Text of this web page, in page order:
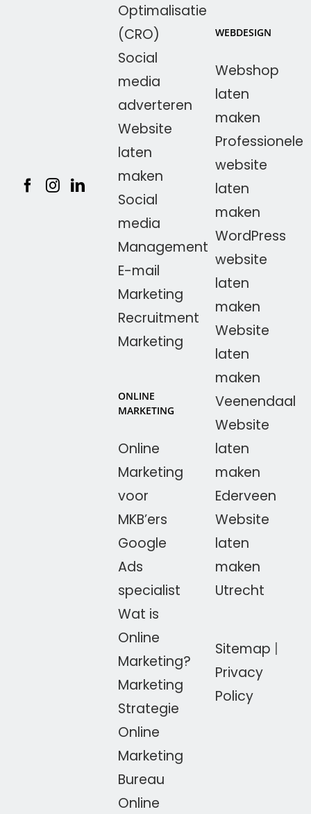
Optimalisatie
(CRO)
Social
media
adverteren
Website
laten
maken
Social
media
Management
E-mail
Marketing
Recruitment
Marketing
ONLINE
MARKETING
Online
Marketing
voor
MKB’ers
Google
Ads
specialist
Wat is
Online
Marketing?
Marketing
Strategie
Online
Marketing
Bureau
Online
WEBDESIGN
Webshop
laten
maken
Professionele
website
laten
maken
WordPress
website
laten
maken
Website
laten
maken
Veenendaal
Website
laten
maken
Ederveen
Website
laten
maken
Utrecht
Sitemap |
Privacy
Policy